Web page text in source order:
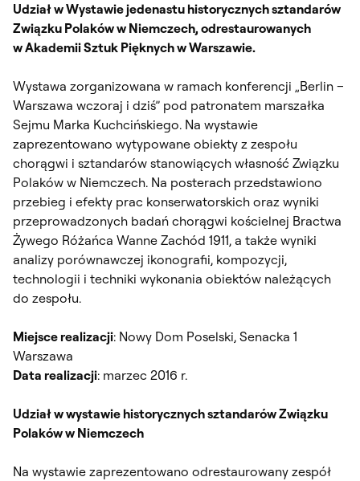
Udział w Wystawie jedenastu historycznych sztandarów
Związku Polaków w Niemczech, odrestaurowanych
w Akademii Sztuk Pięknych w Warszawie.
Wystawa zorganizowana w ramach konferencji „Berlin –
Warszawa wczoraj i dziś” pod patronatem marszałka
Sejmu Marka Kuchcińskiego. Na wystawie
zaprezentowano wytypowane obiekty z zespołu
chorągwi i sztandarów stanowiących własność Związku
Polaków w Niemczech. Na posterach przedstawiono
przebieg i efekty prac konserwatorskich oraz wyniki
przeprowadzonych badań chorągwi kościelnej Bractwa
Żywego Różańca Wanne Zachód 1911, a także wyniki
analizy porównawczej ikonografii, kompozycji,
technologii i techniki wykonania obiektów należących
do zespołu.
Miejsce realizacji: Nowy Dom Poselski, Senacka 1
Warszawa
Data realizacji: marzec 2016 r.
Udział w wystawie historycznych sztandarów Związku
Polaków w Niemczech
Na wystawie zaprezentowano odrestaurowany zespół